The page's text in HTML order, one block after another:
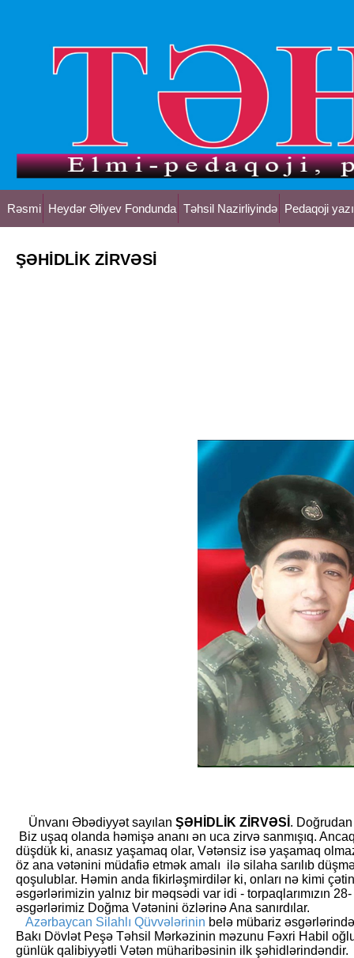
Rəsmi Heydər Əliyev Fondunda Təhsil Nazirliyində Pedaqoji
ŞƏHİDLİK ZİRVƏSİ
Ünvanı Əbədiyyət sayılan ŞƏHİDLİK ZİRVƏSİ .
Biz uşaq olanda həmişə ananı ən uca zirvə sanmışıq.
düşdük ki, anasız yaşamaq olar, Vətənsiz isə yaşamaq
öz ana vətənini müdafiə etmək amalı ilə silaha sarılıb
qoşulublar. Həmin anda fikirləşmirdilər ki, onları nə kimi
əsgərlərimizin yalnız bir məqsədi var idi - torpaqlarımızın
əsgərlərimiz Doğma Vətənini özlərinə Ana sanırdılar.
Azərbaycan Silahlı Qüvvələrinin belə mübariz
Bakı Dövlət Peşə Təhsil Mərkəzinin məzunu Fəxri Habil
günlük qalibiyyətli Vətən müharibəsinin ilk şəhidlərindəndir.